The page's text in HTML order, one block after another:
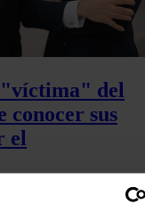
"víctima" del
conocer sus
el
de crear una